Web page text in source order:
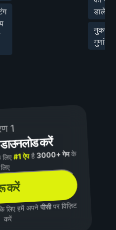
डालें
नुकसान
गुणांक
1
करें
लिए#1 ऐपहै3000+ गेमके
लिए
करें
के लिए हमें अपनेपीसीपर विज़िट
करें